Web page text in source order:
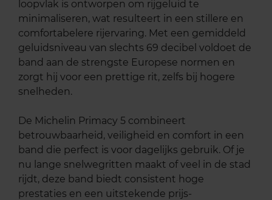
loopvlak is ontworpen om rijgeluid te
minimaliseren, wat resulteert in een stillere en
comfortabelere rijervaring. Met een gemiddeld
geluidsniveau van slechts 69 decibel voldoet de
band aan de strengste Europese normen en
zorgt hij voor een prettige rit, zelfs bij hogere
snelheden.
De Michelin Primacy 5 combineert
betrouwbaarheid, veiligheid en comfort in een
band die perfect is voor dagelijks gebruik. Of je
nu lange snelwegritten maakt of veel in de stad
rijdt, deze band biedt consistent hoge
prestaties en een uitstekende prijs-